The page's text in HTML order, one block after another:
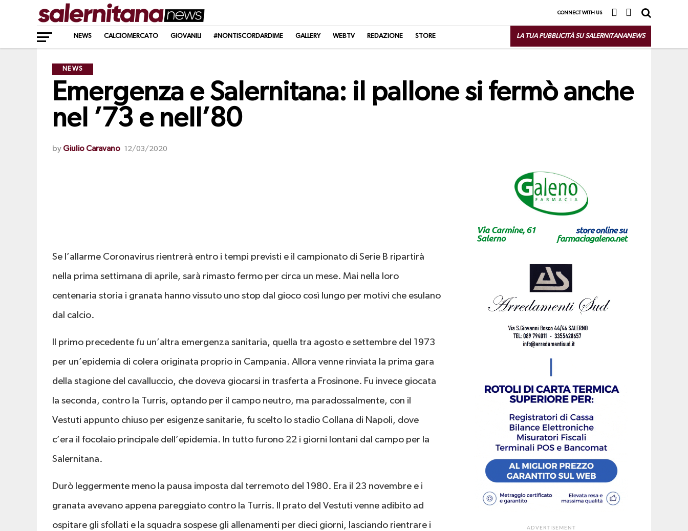
CONNECT WITH US
NEWS CALCIOMERCATO GIOVANILI #NONTISCORDARDIME GALLERY WEBTV REDAZIONE STORE LA TUA PUBBLICITÀ SU SALERNITANANEWS
NEWS
Emergenza e Salernitana: il pallone si fermò anche
nel ’73 e nell’80
by Giulio Caravano 12/03/2020
Se l’allarme Coronavirus rientrerà entro i tempi previsti e il campionato di Serie B ripartirà
nella prima settimana di aprile, sarà rimasto fermo per circa un mese. Mai nella loro
centenaria storia i granata hanno vissuto uno stop dal gioco così lungo per motivi che esulano
dal calcio.
Il primo precedente fu un’altra emergenza sanitaria, quella tra agosto e settembre del 1973
per un’epidemia di colera originata proprio in Campania. Allora venne rinviata la prima gara
della stagione del cavalluccio, che doveva giocarsi in trasferta a Frosinone. Fu invece giocata
la seconda, contro la Turris, optando per il campo neutro, ma paradossalmente, con il
Vestuti appunto chiuso per esigenze sanitarie, fu scelto lo stadio Collana di Napoli, dove
c’era il focolaio principale dell’epidemia. In tutto furono 22 i giorni lontani dal campo per la
Salernitana.
Durò leggermente meno la pausa imposta dal terremoto del 1980. Era il 23 novembre e i
granata avevano appena pareggiato contro la Turris. Il prato del Vestuti venne adibito ad
ospitare gli sfollati e la squadra sospese gli allenamenti per dieci giorni, lasciando rientrare i
ADVERTISEMENT